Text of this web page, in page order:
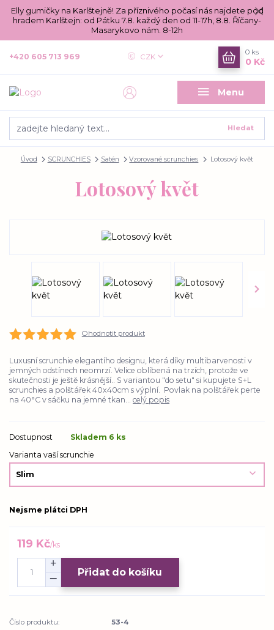
Elly gumičky na Karlštejně! Za příznivého počasí nás najdete pod
hradem Karlštejn: od Pátku 7.8. každý den od 11-17h, 8.8. Říčany-
Masarykovo nám. 8-12h
Menu
CZK
Hledat
+420 605 713 969
0 ks
0 Kč
Úvod SCRUNCHIES Satén Vzorované scrunchies Lotosový květ
Lotosový květ
Ohodnotit produkt
Luxusní scrunchie elegantího designu, která díky multibarvenosti v
jemných odstínech neomrzí. Velice oblíbená na trzích, protože ve
skutečnosti je ještě krásnější.. S variantou "do setu" si kupujete S+L
scrunchies a polštářek 40x40cm s výplní. Povlak na polštářek perte
na 40°C v sáčku na jemné tkan... celý popis
Dostupnost
Skladem 6 ks
Varianta vaší scrunchie
Nejsme plátci DPH
119 Kč/ks
Přidat do košíku
Číslo produktu: 53-4